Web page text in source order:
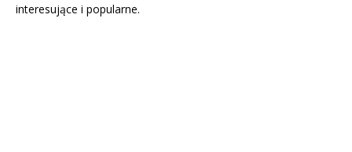
interesujące i popularne.